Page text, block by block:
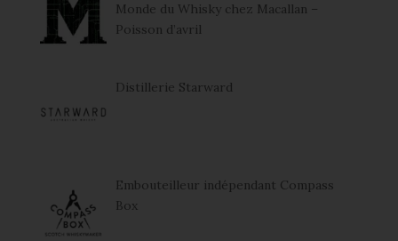
Monde du Whisky chez Macallan –
Poisson d’avril
Distillerie Starward
Embouteilleur indépendant Compass
Box